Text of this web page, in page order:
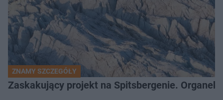
ZNAMY SZCZEGÓŁY
Zaskakujący projekt na Spitsbergenie.